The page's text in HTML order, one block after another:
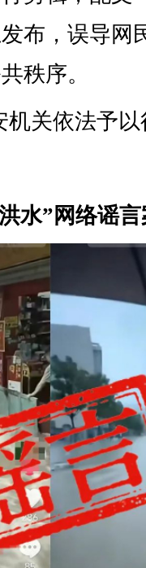
布，误导网
秩序。
机关依法予
洪水”网络谣